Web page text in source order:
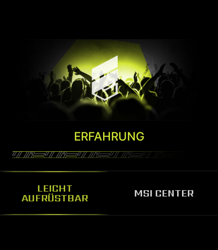
ERFAHRUNG
LEICHT
AUFRÜSTBAR MSI CENTER